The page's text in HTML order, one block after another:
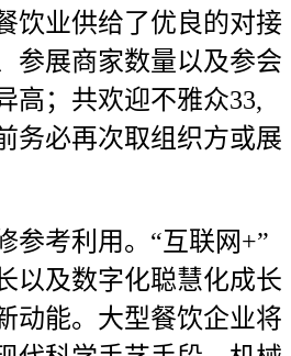
饮业供给了优良的对接
参展商家数量以及参会
高；共欢迎不雅众33,
务必再次取组织方或展
考利用。“互联网+”
以及数字化聪慧化成长
动能。大型餐饮企业将